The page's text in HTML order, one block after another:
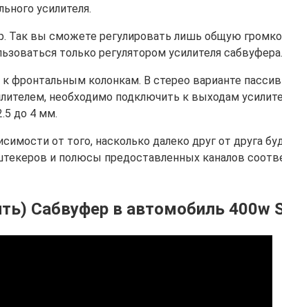
усилителя.
Так вы сможете регулировать лишь общую
только регулятором усилителя сабвуфера.
колонкам. В стерео варианте
необходимо подключить к выходам
до 4 мм.
от того, насколько далеко друг от друга
и полюсы предоставленных каналов
Сабвуфер в автомобиль 400w